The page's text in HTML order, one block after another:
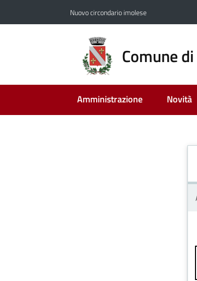
Nuovo circondario imolese
Comune
Amministrazione Novità